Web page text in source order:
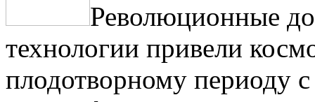
Революционные
технологии привели
плодотворному периоду